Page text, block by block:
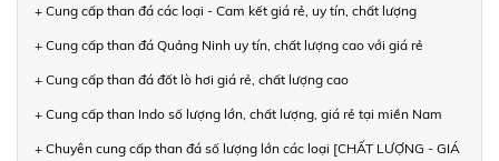
+ Cung cấp than đá các loại - Cam kết giá rẻ, uy tín, chất lượng
+ Cung cấp than đá Quảng Ninh uy tín, chất lượng cao với giá rẻ
+ Cung cấp than đá đốt lò hơi giá rẻ, chất lượng cao
+ Cung cấp than Indo số lượng lớn, chất lượng, giá rẻ tại miền Nam
+ Chuyên cung cấp than đá số lượng lớn các loại [CHẤT LƯỢNG - GIÁ